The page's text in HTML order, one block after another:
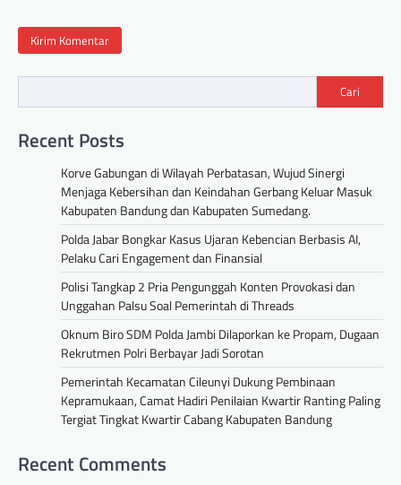
Cari
Recent Posts
Korve Gabungan di Wilayah Perbatasan, Wujud Sinergi
Menjaga Kebersihan dan Keindahan Gerbang Keluar Masuk
Kabupaten Bandung dan Kabupaten Sumedang.
Polda Jabar Bongkar Kasus Ujaran Kebencian Berbasis AI,
Pelaku Cari Engagement dan Finansial
Polisi Tangkap 2 Pria Pengunggah Konten Provokasi dan
Unggahan Palsu Soal Pemerintah di Threads
Oknum Biro SDM Polda Jambi Dilaporkan ke Propam, Dugaan
Rekrutmen Polri Berbayar Jadi Sorotan
Pemerintah Kecamatan Cileunyi Dukung Pembinaan
Kepramukaan, Camat Hadiri Penilaian Kwartir Ranting Paling
Tergiat Tingkat Kwartir Cabang Kabupaten Bandung
Recent Comments